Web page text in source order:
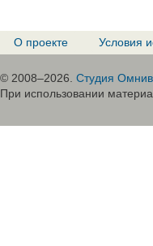
О проекте Условия
© 2008–2026. Студия
При использовании